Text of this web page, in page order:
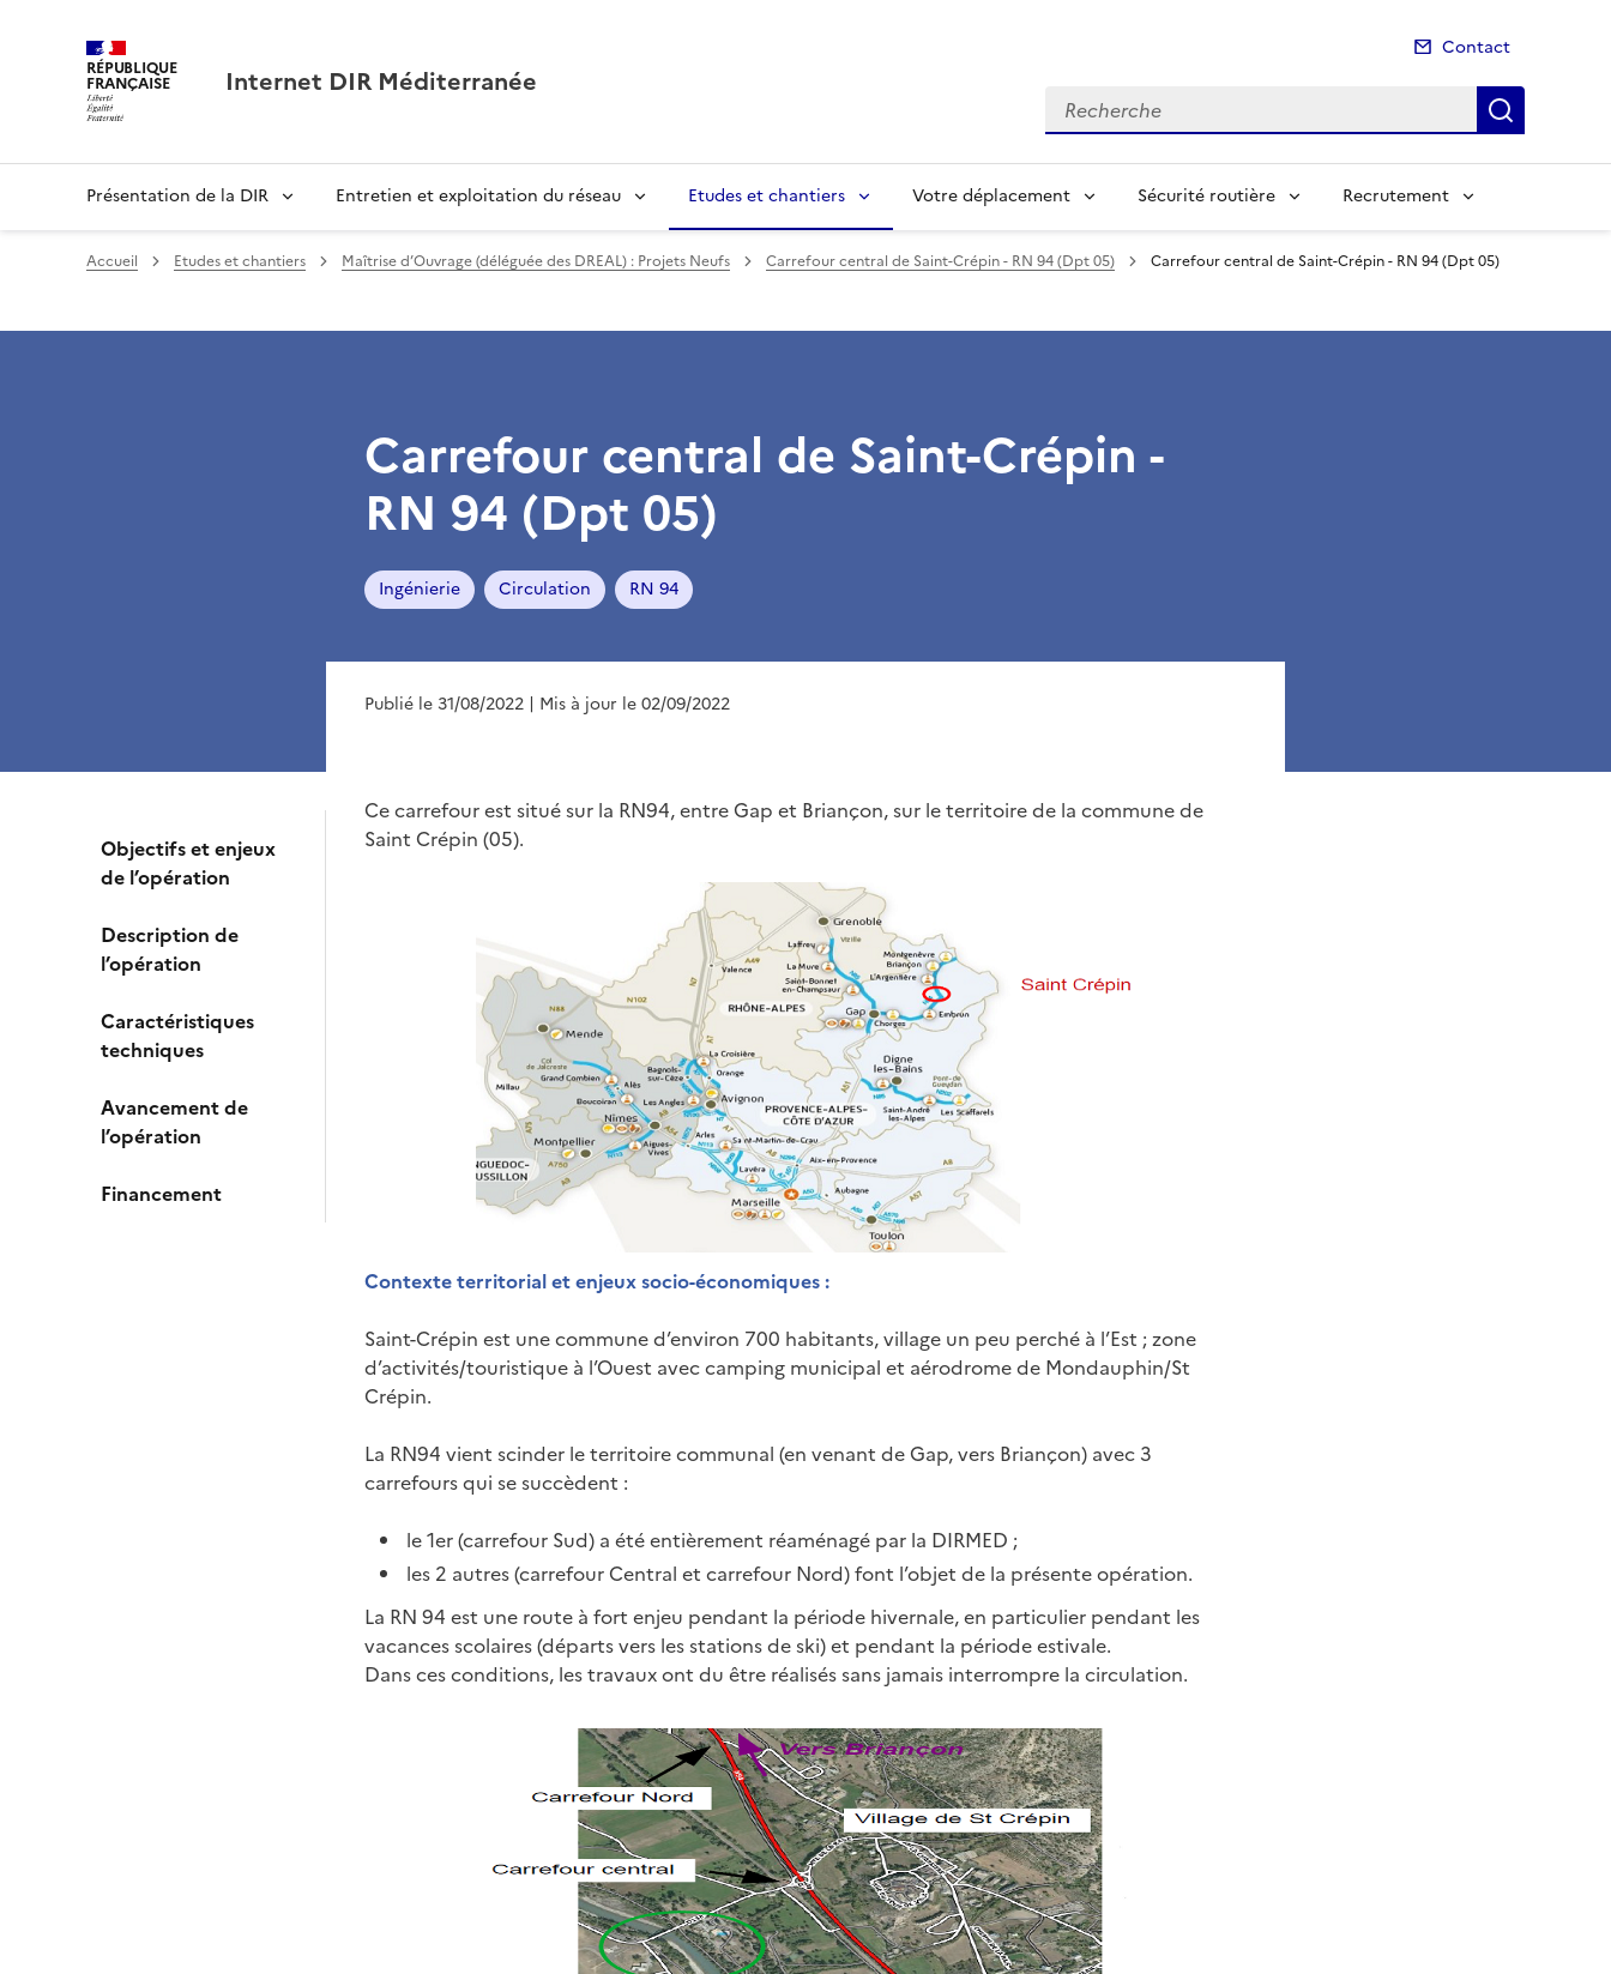
RÉPUBLIQUE
FRANÇAISE Internet DIR Méditerranée
Contact
Recherche
Présentation de la DIR Entretien et exploitation du réseau Etudes et chantiers Votre déplacement Sécurité routière Recrutement
Accueil Etudes et chantiers Maîtrise d’Ouvrage (déléguée des DREAL) : Projets Neufs Carrefour central de Saint-Crépin - RN 94 (Dpt 05) Carrefour central de Saint-Crépin - RN 94 (Dpt 05)
Objectifs et enjeux
de l’opération
Description de
l’opération
Caractéristiques
techniques
Avancement de
l’opération
Financement
Carrefour central de Saint-Crépin -
RN 94 (Dpt 05)
Ingénierie Circulation RN 94
Publié le 31/08/2022 | Mis à jour le 02/09/2022
Ce carrefour est situé sur la RN94, entre Gap et Briançon, sur le territoire de la commune de
Saint Crépin (05).
Contexte territorial et enjeux socio-économiques :
Saint-Crépin est une commune d’environ 700 habitants, village un peu perché à l’Est ; zone
d’activités/touristique à l’Ouest avec camping municipal et aérodrome de Mondauphin/St
Crépin.
La RN94 vient scinder le territoire communal (en venant de Gap, vers Briançon) avec 3
carrefours qui se succèdent :
le 1er (carrefour Sud) a été entièrement réaménagé par la DIRMED ;
les 2 autres (carrefour Central et carrefour Nord) font l’objet de la présente opération.
La RN 94 est une route à fort enjeu pendant la période hivernale, en particulier pendant les
vacances scolaires (départs vers les stations de ski) et pendant la période estivale.
Dans ces conditions, les travaux ont du être réalisés sans jamais interrompre la circulation.